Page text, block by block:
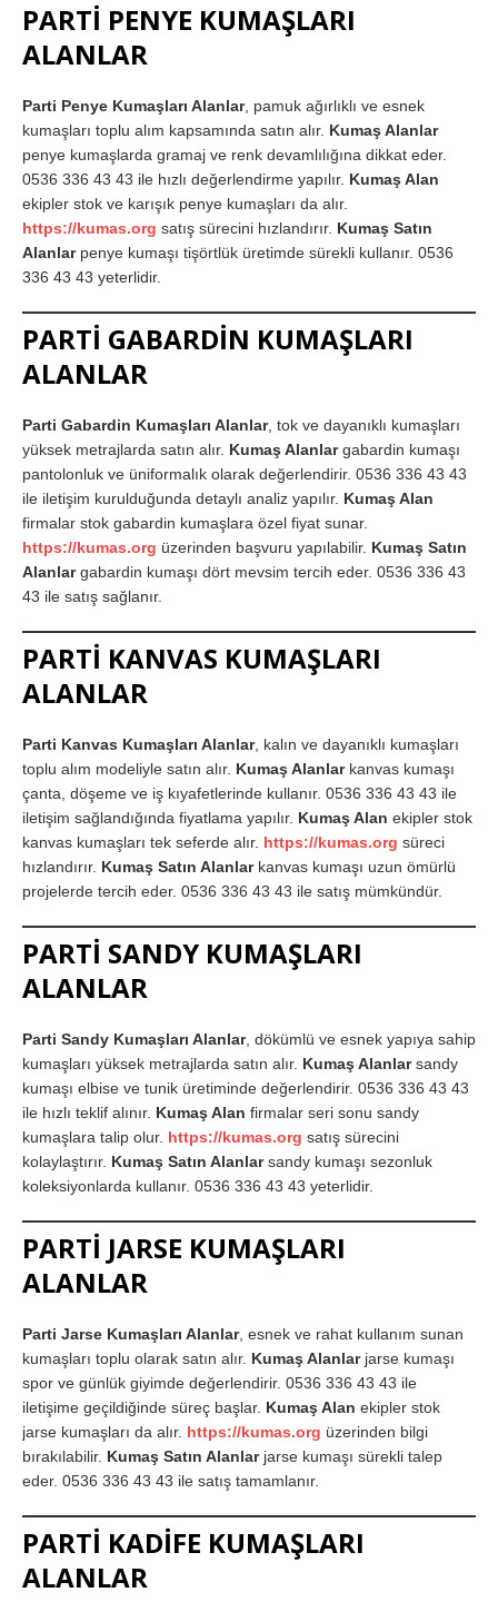
PARTİ PENYE KUMAŞLARI
ALANLAR
Parti Penye Kumaşları Alanlar, pamuk ağırlıklı ve esnek
kumaşları toplu alım kapsamında satın alır. Kumaş Alanlar
penye kumaşlarda gramaj ve renk devamlılığına dikkat eder.
0536 336 43 43 ile hızlı değerlendirme yapılır. Kumaş Alan
ekipler stok ve karışık penye kumaşları da alır.
https://kumas.org satış sürecini hızlandırır. Kumaş Satın
Alanlarpenye kumaşı tişörtlük üretimde sürekli kullanır. 0536
336 43 43 yeterlidir.
PARTİ GABARDİN KUMAŞLARI
ALANLAR
Parti Gabardin Kumaşları Alanlar, tok ve dayanıklı kumaşları
yüksek metrajlarda satın alır. Kumaş Alanlargabardin kumaşı
pantolonluk ve üniformalık olarak değerlendirir. 0536 336 43 43
ile iletişim kurulduğunda detaylı analiz yapılır. Kumaş Alan
firmalar stok gabardin kumaşlara özel fiyat sunar.
https://kumas.org üzerinden başvuru yapılabilir. Kumaş Satın
Alanlargabardin kumaşı dört mevsim tercih eder. 0536 336 43
43 ile satış sağlanır.
PARTİ KANVAS KUMAŞLARI
ALANLAR
Parti Kanvas Kumaşları Alanlar, kalın ve dayanıklı kumaşları
toplu alım modeliyle satın alır. Kumaş Alanlarkanvas kumaşı
çanta, döşeme ve iş kıyafetlerinde kullanır. 0536 336 43 43 ile
iletişim sağlandığında fiyatlama yapılır. Kumaş Alan ekipler stok
kanvas kumaşları tek seferde alır. https://kumas.org süreci
hızlandırır. Kumaş Satın Alanlarkanvas kumaşı uzun ömürlü
projelerde tercih eder. 0536 336 43 43 ile satış mümkündür.
PARTİ SANDY KUMAŞLARI
ALANLAR
Parti Sandy Kumaşları Alanlar, dökümlü ve esnek yapıya sahip
kumaşları yüksek metrajlarda satın alır. Kumaş Alanlarsandy
kumaşı elbise ve tunik üretiminde değerlendirir. 0536 336 43 43
ile hızlı teklif alınır. Kumaş Alan firmalar seri sonu sandy
kumaşlara talip olur. https://kumas.org satış sürecini
kolaylaştırır. Kumaş Satın Alanlarsandy kumaşı sezonluk
koleksiyonlarda kullanır. 0536 336 43 43 yeterlidir.
PARTİ JARSE KUMAŞLARI
ALANLAR
Parti Jarse Kumaşları Alanlar, esnek ve rahat kullanım sunan
kumaşları toplu olarak satın alır. Kumaş Alanlarjarse kumaşı
spor ve günlük giyimde değerlendirir. 0536 336 43 43 ile
iletişime geçildiğinde süreç başlar. Kumaş Alan ekipler stok
jarse kumaşları da alır. https://kumas.org üzerinden bilgi
bırakılabilir. Kumaş Satın Alanlarjarse kumaşı sürekli talep
eder. 0536 336 43 43 ile satış tamamlanır.
PARTİ KADİFE KUMAŞLARI
ALANLAR